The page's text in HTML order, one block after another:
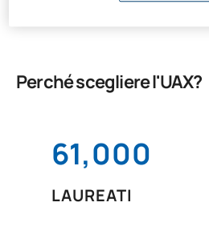
Perché scegliere l'UAX?
61,000
LAUREATI